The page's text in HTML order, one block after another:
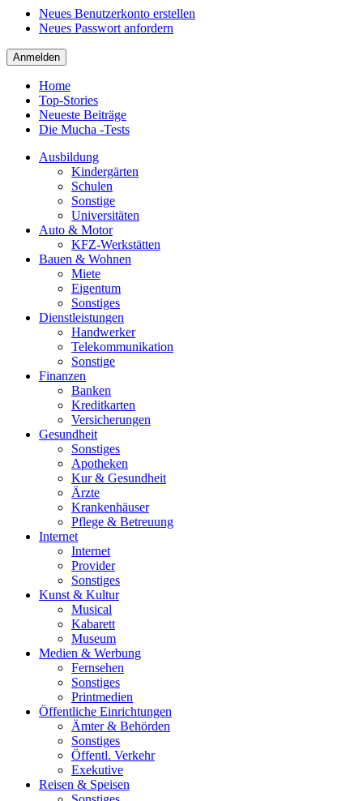
Neues Benutzerkonto erstellen
Neues Passwort anfordern
Home
Top-Stories
Neueste Beiträge
Die Mucha -Tests
Ausbildung
Kindergärten
Schulen
Sonstige
Universitäten
Auto & Motor
KFZ-Werkstätten
Bauen & Wohnen
Miete
Eigentum
Sonstiges
Dienstleistungen
Handwerker
Telekommunikation
Sonstige
Finanzen
Banken
Kreditkarten
Versicherungen
Gesundheit
Sonstiges
Apotheken
Kur & Gesundheit
Ärzte
Krankenhäuser
Pflege & Betreuung
Internet
Internet
Provider
Sonstiges
Kunst & Kultur
Musical
Kabarett
Museum
Medien & Werbung
Fernsehen
Sonstiges
Printmedien
Öffentliche Einrichtungen
Ämter & Behörden
Sonstiges
Öffentl. Verkehr
Exekutive
Reisen & Speisen